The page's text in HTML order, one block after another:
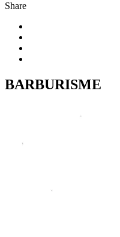
Share
BARBURISME